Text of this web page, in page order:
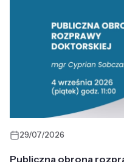
29/07/2026
Publiczna obrona